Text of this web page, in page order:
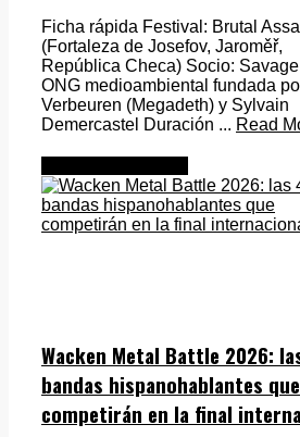
Ficha rápida Festival: Brutal
(Fortaleza de Josefov, Jaroměř,
República Checa) Socio:
ONG medioambiental fundada
Verbeuren (Megadeth) y Sylvain
Demercastel Duración ... Read
Wacken Metal Battle 2026:
bandas hispanohablantes que
competirán en la final